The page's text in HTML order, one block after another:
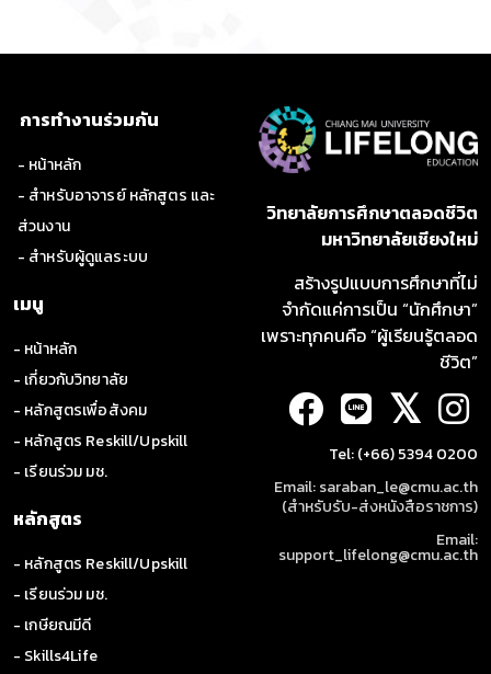
การทำงานร่วมกัน
- หน้าหลัก
- สำหรับอาจารย์ หลักสูตร และ
ส่วนงาน
- สำหรับผู้ดูแลระบบ
เมนู
- หน้าหลัก
- เกี่ยวกับวิทยาลัย
- หลักสูตรเพื่อสังคม
- หลักสูตร Reskill/Upskill
- เรียนร่วม มช.
หลักสูตร
- หลักสูตร Reskill/Upskill
- เรียนร่วม มช.
- เกษียณมีดี
- Skills4Life
วิทยาลัยการศึกษาตลอดชีวิต
มหาวิทยาลัยเชียงใหม่
สร้างรูปแบบการศึกษาที่ไม่
จำกัดแค่การเป็น “นักศึกษา”
เพราะทุกคนคือ “ผู้เรียนรู้ตลอด
ชีวิต”
𝕏
Tel: (+66) 5394 0200
Email: saraban_le@cmu.ac.th
(สำหรับรับ-ส่งหนังสือราชการ)
Email:
support_lifelong@cmu.ac.th